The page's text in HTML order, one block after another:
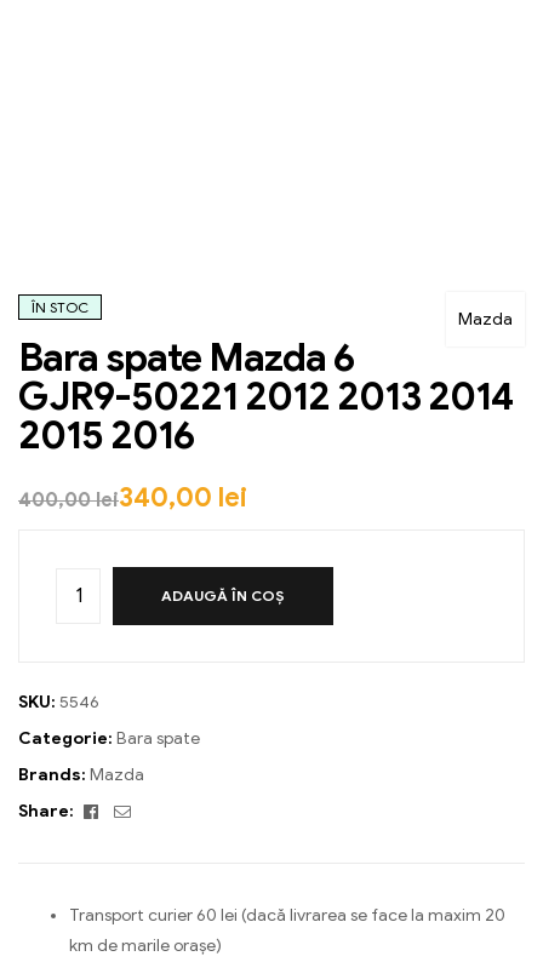
Mazda
ÎN STOC
Bara spate Mazda 6
GJR9-50221 2012 2013 2014
2015 2016
400,00lei340,00 lei
ADAUGĂ ÎN COȘ
SKU: 5546
Categorie: Bara spate
Brands: Mazda
Share:
Facebook
Email
Transport curier 60 lei (dacă livrarea se face la maxim 20
km de marile orașe)